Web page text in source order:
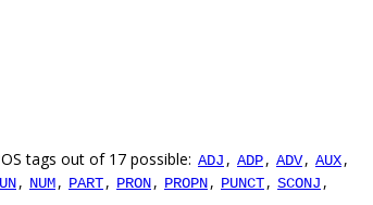
tags out of 17 possible: ADJ , ADP, ADV, AUX,
, NUM, PART, PRON, PROPN, PUNCT, SCONJ ,